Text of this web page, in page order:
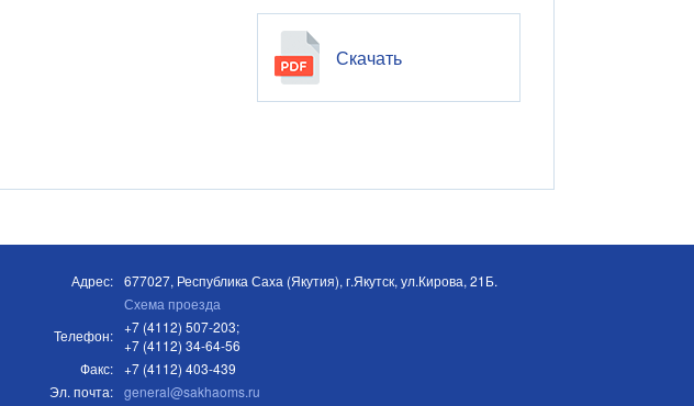
Скачать
Адрес:
677027, Республика Саха (Якутия), г.Якутск, ул.Кирова, 21Б.
Схема проезда
Телефон:
+7 (4112) 507-203;
+7 (4112) 34-64-56
Факс:
+7 (4112) 403-439
Эл. почта:
general@sakhaoms.ru